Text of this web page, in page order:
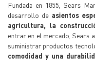
Fundada en 1855, Sears
desarrollo de asientos
agricultura, la
entrar en el mercado, Sears
suministrar productos
comodidad y una